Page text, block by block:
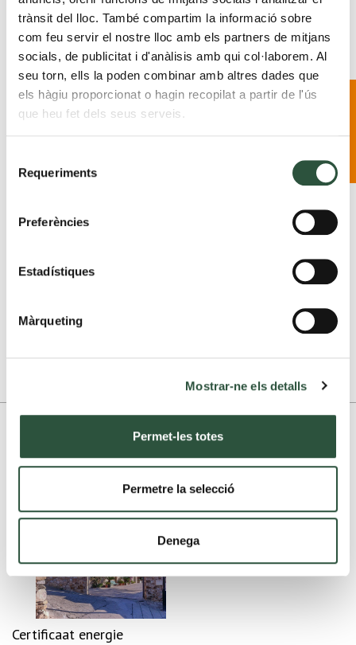
trànsit del lloc. També compartim la informació sobre
com feu servir el nostre lloc amb els partners de mitjans
socials, de publicitat i d'anàlisis amb qui col·laborem. Al
seu torn, ells la poden combinar amb altres dades que
els hàgiu proporcionat o hagin recopilat a partir de l'ús
que heu fet dels seus serveis.
Requeriments
Preferències
Estadístiques
Màrqueting
Mostrar-ne els detalls
Permet-les totes
Permetre la selecció
Denega
Nieuw project in
2 Badkamer
Meer foto's
Certificaat energie